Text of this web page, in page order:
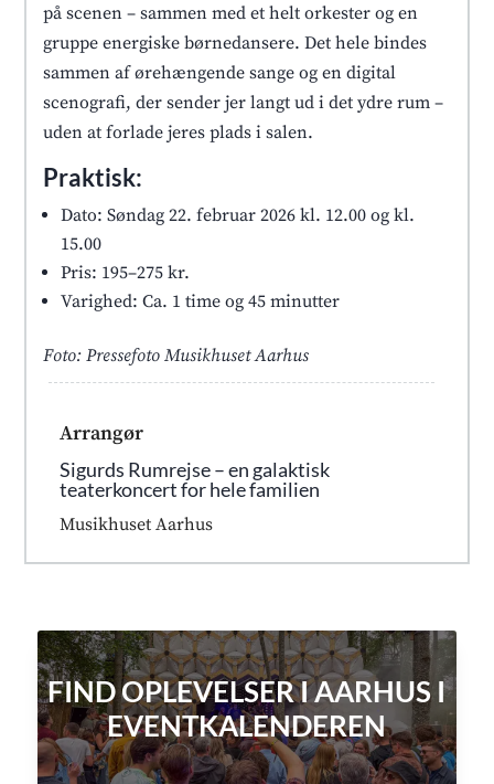
på scenen – sammen med et helt orkester og en
gruppe energiske børnedansere. Det hele bindes
sammen af ørehængende sange og en digital
scenografi, der sender jer langt ud i det ydre rum –
uden at forlade jeres plads i salen.
Praktisk:
Dato: Søndag 22. februar 2026 kl. 12.00 og kl.
15.00
Pris: 195–275 kr.
Varighed: Ca. 1 time og 45 minutter
Foto: Pressefoto Musikhuset Aarhus
Arrangør
Sigurds Rumrejse – en galaktisk
teaterkoncert for hele familien
Musikhuset Aarhus
FIND OPLEVELSER I AARHUS I
EVENTKALENDEREN